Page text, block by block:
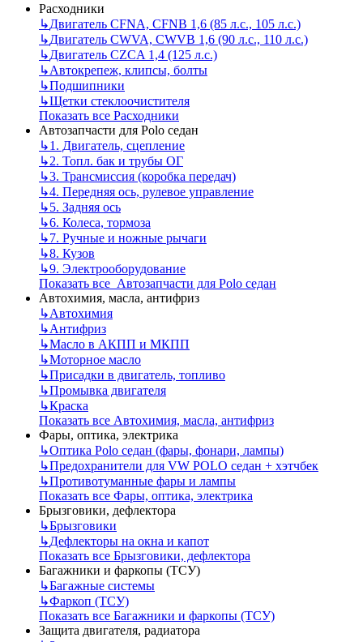
Расходники
↳Двигатель CFNA, CFNB 1,6 (85 л.с., 105 л.с.)
↳Двигатель CWVA, CWVB 1,6 (90 л.с., 110 л.с.)
↳Двигатель CZCA 1,4 (125 л.с.)
↳Автокрепеж, клипсы, болты
↳Подшипники
↳Щетки стеклоочистителя
Показать все Расходники
Автозапчасти для Polo седан
↳1. Двигатель, сцепление
↳2. Топл. бак и трубы ОГ
↳3. Трансмиссия (коробка передач)
↳4. Передняя ось, рулевое управление
↳5. Задняя ось
↳6. Колеса, тормоза
↳7. Ручные и ножные рычаги
↳8. Кузов
↳9. Электрооборудование
Показать все Автозапчасти для Polo седан
Автохимия, масла, антифриз
↳Автохимия
↳Антифриз
↳Масло в АКПП и МКПП
↳Моторное масло
↳Присадки в двигатель, топливо
↳Промывка двигателя
↳Краска
Показать все Автохимия, масла, антифриз
Фары, оптика, электрика
↳Оптика Polo седан (фары, фонари, лампы)
↳Предохранители для VW POLO седан + хэтчбек
↳Противотуманные фары и лампы
Показать все Фары, оптика, электрика
Брызговики, дефлектора
↳Брызговики
↳Дефлекторы на окна и капот
Показать все Брызговики, дефлектора
Багажники и фаркопы (ТСУ)
↳Багажные системы
↳Фаркоп (ТСУ)
Показать все Багажники и фаркопы (ТСУ)
Защита двигателя, радиатора